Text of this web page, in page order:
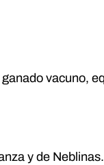
vacuno,
y de Neblinas.